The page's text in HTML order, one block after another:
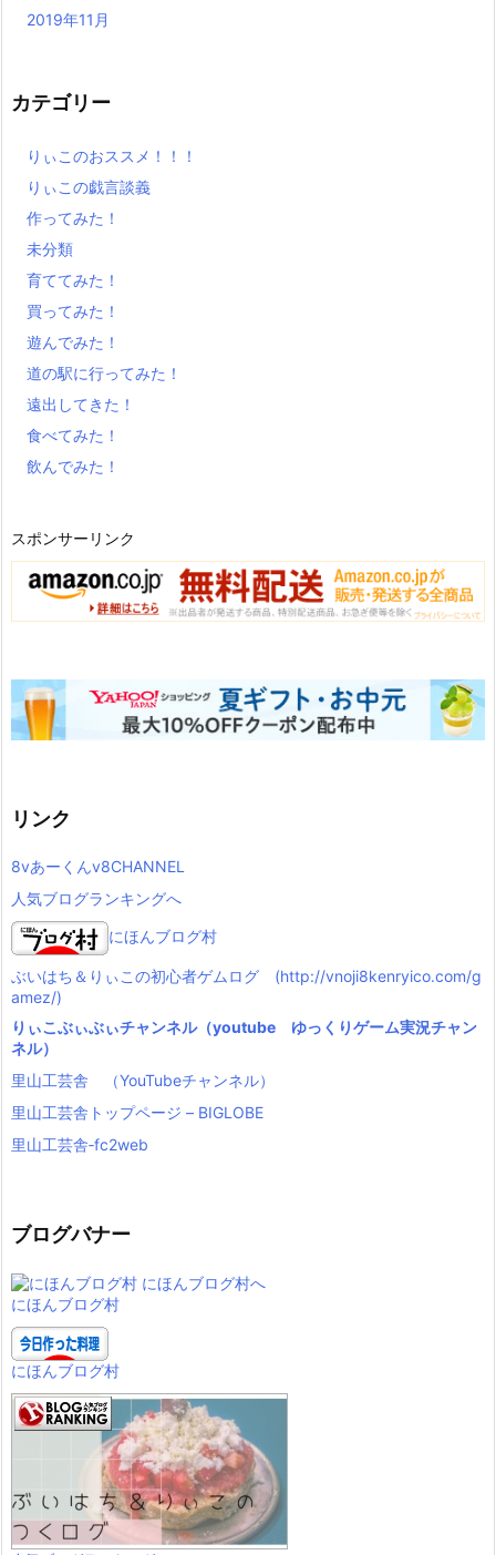
2019年11月
カテゴリー
りぃこのおススメ！！！
りぃこの戯言談義
作ってみた！
未分類
育ててみた！
買ってみた！
遊んでみた！
道の駅に行ってみた！
遠出してきた！
食べてみた！
飲んでみた！
スポンサーリンク
リンク
8vあーくんv8CHANNEL
人気ブログランキングへ
にほんブログ村
ぶいはち＆りぃこの初心者ゲムログ (http://vnoji8kenryico.com/g
amez/)
りぃこぶぃぶぃチャンネル（youtube ゆっくりゲーム実況チャン
ネル）
里山工芸舎 （YouTubeチャンネル）
里山工芸舎トップページ – BIGLOBE
里山工芸舎‐fc2web
ブログバナー
にほんブログ村
にほんブログ村